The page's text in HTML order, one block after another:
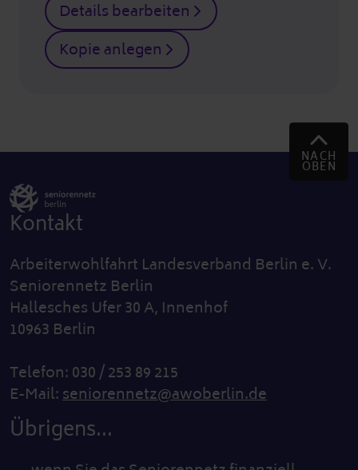
Details bearbeiten
Kopie anlegen
NACH
OBEN
Kontakt
Arbeiterwohlfahrt Landesverband Berlin e. V.
Seniorennetz Berlin
Hallesches Ufer 30 A, Innenhof
10963 Berlin
Telefon: 030 / 253 89 215
E-Mail:seniorennetz@awoberlin.de
Übrigens...